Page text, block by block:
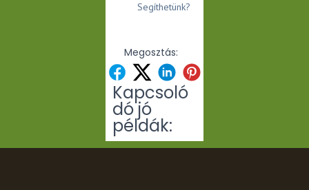
Segíthetünk?
Megosztás:
Kapcsoló
dó jó
példák: